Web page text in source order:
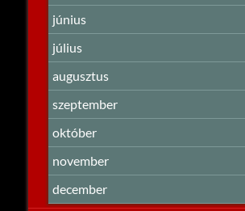
június
július
augusztus
szeptember
október
november
december